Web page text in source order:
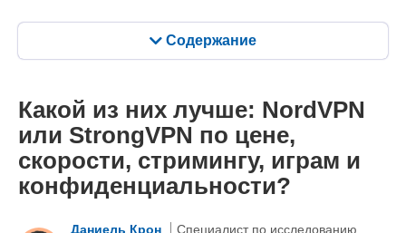
Содержание
Какой из них лучше: NordVPN
или StrongVPN по цене,
скорости, стримингу, играм и
конфиденциальности?
Даниель Крон
Специалист по исследованию